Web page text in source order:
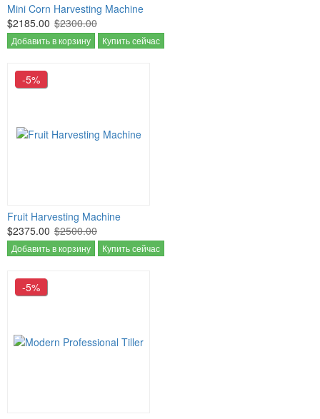
Mini Corn Harvesting Machine
$2185.00 $2300.00
Добавить в корзину Купить сейчас
-5%
Fruit Harvesting Machine
$2375.00 $2500.00
Добавить в корзину Купить сейчас
-5%